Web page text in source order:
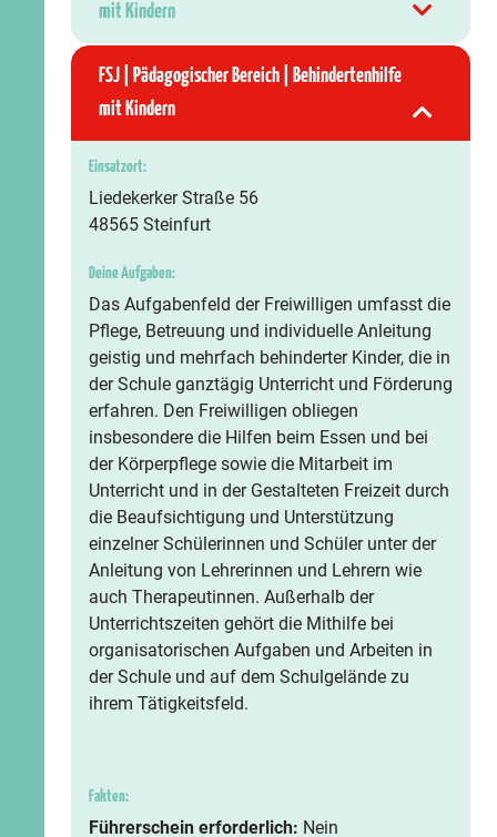
mit Kindern
FSJ | Pädagogischer Bereich | Behindertenhilfe
mit Kindern
Einsatzort:
Liedekerker Straße 56
48565 Steinfurt
Deine Aufgaben:
Das Aufgabenfeld der Freiwilligen umfasst die
Pflege, Betreuung und individuelle Anleitung
geistig und mehrfach behinderter Kinder, die in
der Schule ganztägig Unterricht und Förderung
erfahren. Den Freiwilligen obliegen
insbesondere die Hilfen beim Essen und bei
der Körperpflege sowie die Mitarbeit im
Unterricht und in der Gestalteten Freizeit durch
die Beaufsichtigung und Unterstützung
einzelner Schülerinnen und Schüler unter der
Anleitung von Lehrerinnen und Lehrern wie
auch Therapeutinnen. Außerhalb der
Unterrichtszeiten gehört die Mithilfe bei
organisatorischen Aufgaben und Arbeiten in
der Schule und auf dem Schulgelände zu
ihrem Tätigkeitsfeld.
Fakten:
Führerschein erforderlich: Nein